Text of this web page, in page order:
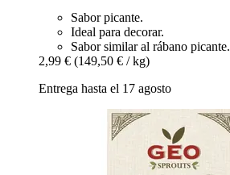
Sabor picante.
Ideal para decorar.
Sabor similar al rábano picante.
2,99 € (149,50 € / kg)
Entrega hasta el 17 agosto